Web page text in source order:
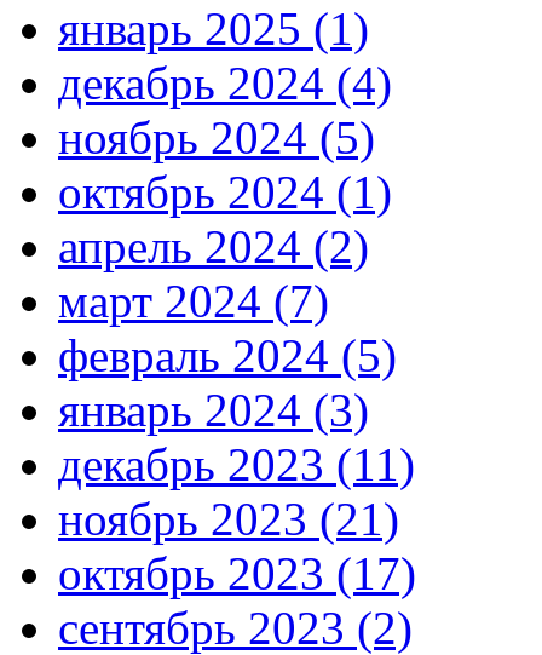
январь 2025 (1)
декабрь 2024 (4)
ноябрь 2024 (5)
октябрь 2024 (1)
апрель 2024 (2)
март 2024 (7)
февраль 2024 (5)
январь 2024 (3)
декабрь 2023 (11)
ноябрь 2023 (21)
октябрь 2023 (17)
сентябрь 2023 (2)